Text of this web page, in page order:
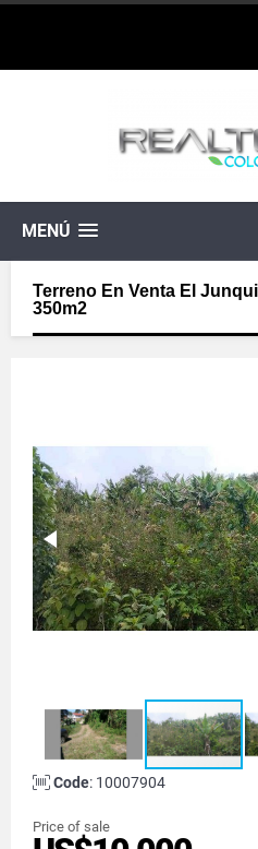
MENÚ
Terreno En Venta El
350m2
Code: 10007904
Price of sale